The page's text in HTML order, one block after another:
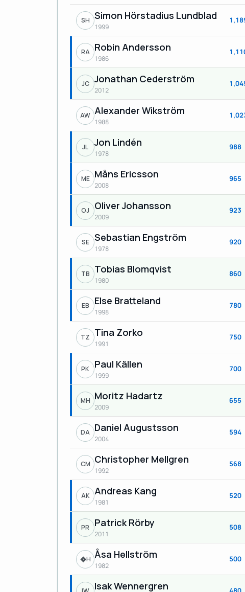
SH Simon Hörstadius Lundblad
1999
RA Robin Andersson
1986
JC Jonathan Cederström
2012
AW Alexander Wikström
1988
JL Jon Lindén
1978
988
ME Måns Ericsson
2008
965
OJ Oliver Johansson
2009
923
SE Sebastian Engström
1978
920
TB Tobias Blomqvist
1980
860
EB Else Bratteland
1998
780
TZ Tina Zorko
1991
750
PK Paul Källen
1999
700
MH Moritz Hadartz
2009
655
DA Daniel Augustsson
2004
594
CM Christopher Mellgren
1992
568
AK Andreas Kang
1981
520
PR Patrick Rörby
2011
508
�H Åsa Hellström
1982
500
Isak Wennergren